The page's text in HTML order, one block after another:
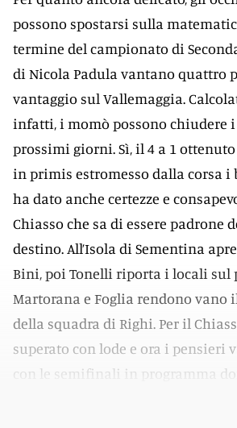
possono spostarsi sulla
termine del campionato di
di Nicola Padula vantano quattro
vantaggio sul Vallemaggia.
infatti, i momò possono chiudere
prossimi giorni. Sì, il 4 a 1
in primis estromesso dalla corsa i
ha dato anche certezze e
Chiasso che sa di essere padrone
destino. All’Isola di Sementina
Bini, poi Tonelli riporta i locali sul
Martorana e Foglia rendono vano
della squadra di Righi. Per il
superato con lode e ora i pensieri
con le semifinali in programma